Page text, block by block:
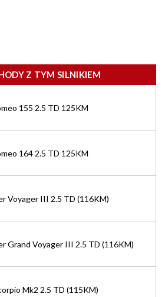
Z TYM SILNIKIEM
155 2.5 TD 125KM
164 2.5 TD 125KM
Voyager III 2.5 TD (116KM)
Grand Voyager III 2.5 TD (116KM)
Mk2 2.5 TD (115KM)